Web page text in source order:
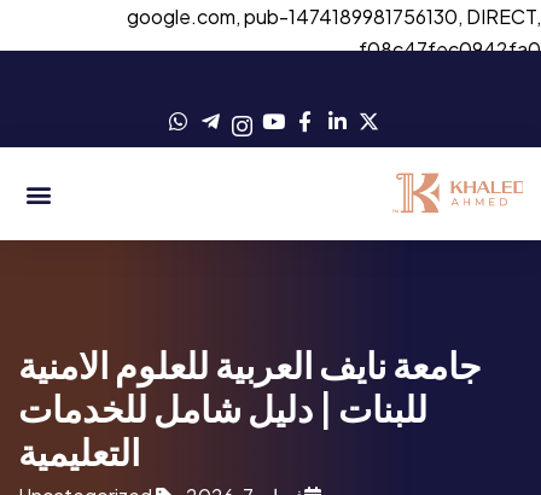
google.com, pub-1474189981756130,
جامعة نايف العربية للعلوم الامنية
للبنات | دليل شامل للخدمات
التعليمية